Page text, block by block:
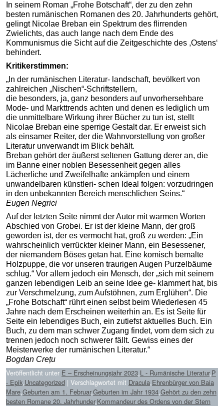
In seinem Roman „Frohe Botschaft“, der zu den zehn
besten rumänischen Romanen des 20. Jahrhunderts gehört,
gelingt Nicolae Breban ein Spektrum des flirrenden
Zwielichts, das auch lange nach dem Ende des
Kommunismus die Sicht auf die Zeitgeschichte des ,Ostens‘
behindert.
Kritikerstimmen:
„In der rumänischen Literatur- landschaft, bevölkert von
zahlreichen „Nischen“-Schriftstellern,
die besonders, ja, ganz besonders auf unvorhersehbare
Mode- und Markttrends achten und denen es lediglich um
die unmittelbare Wirkung ihrer Bücher zu tun ist, stellt
Nicolae Breban eine sperrige Gestalt dar. Er erweist sich
als einsamer Reiter, der die Wahnvorstellung von großer
Literatur unverwandt im Blick behält.
Breban gehört der äußerst seltenen Gattung derer an, die
im Banne einer noblen Besessenheit gegen alles
Lächerliche und Zweifelhafte ankämpfen und einem
unwandelbaren künstleri- schen Ideal folgen: vorzudringen
in den unbekannten Bereich menschlichen Seins.“
Eugen Negrici
Auf der letzten Seite nimmt der Autor mit warmen Worten
Abschied von Grobei. Er ist der kleine Mann, der groß
geworden ist, der es vermocht hat, groß zu werden: „Ein
wahrscheinlich verrückter kleiner Mann, ein Besessener,
der niemandem Böses getan hat. Eine komisch bemalte
Holzpuppe, die vor unseren traurigen Augen Purzelbäume
schlug.“ Vor allem jedoch ein Mensch, der „sich mit seinem
ganzen lebendigen Leib an seine Idee ge- klammert hat, bis
zur Verschmelzung, zum Aufstöhnen, zum Erglühen“. Die
„Frohe Botschaft“ rührt einen selbst beim Wiederlesen 45
Jahre nach dem Erscheinen weiterhin an. Es ist Seite für
Seite ein lebendiges Buch, ein zutiefst aktuelles Buch. Ein
Buch, zu dem man schwer Zugang findet, vom dem sich zu
trennen jedoch noch schwerer fällt. Gewiss eines der
Meisterwerke der rumänischen Literatur.“
Bogdan Crețu
Veröffentlicht unter E – Erscheinungsjahr 2023,L - Rumänische Literatur,P
- Epik,Uncategorized | Verschlagwortet mit Dracula,Ehrenbürger von Baia
Mare,Geburten am 1. Februar,Geburten im Jahr 1934,Gehört zu den zehn
besten Romane 20. Jahrhunder,Kommandeur des Ordens von der Stern